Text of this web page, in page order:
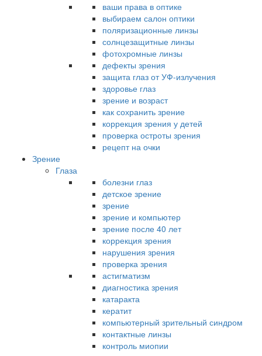
ваши права в оптике
выбираем салон оптики
поляризационные линзы
солнцезащитные линзы
фотохромные линзы
дефекты зрения
защита глаз от УФ-излучения
здоровье глаз
зрение и возраст
как сохранить зрение
коррекция зрения у детей
проверка остроты зрения
рецепт на очки
Зрение
Глаза
болезни глаз
детское зрение
зрение
зрение и компьютер
зрение после 40 лет
коррекция зрения
нарушения зрения
проверка зрения
астигматизм
диагностика зрения
катаракта
кератит
компьютерный зрительный синдром
контактные линзы
контроль миопии